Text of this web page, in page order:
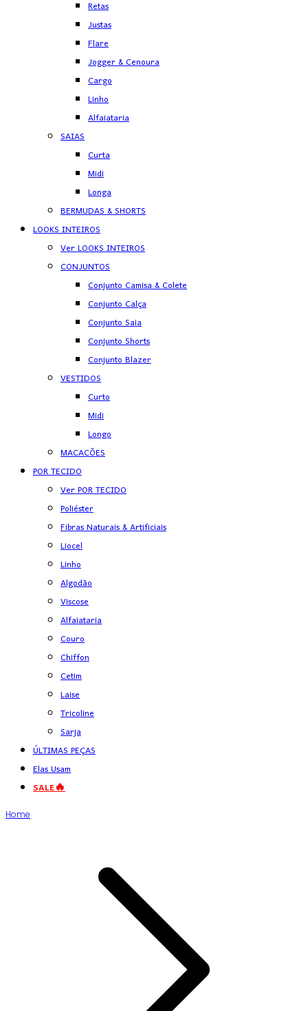
Retas
Justas
Flare
Jogger & Cenoura
Cargo
Linho
Alfaiataria
SAIAS
Curta
Midi
Longa
BERMUDAS & SHORTS
LOOKS INTEIROS
Ver LOOKS INTEIROS
CONJUNTOS
Conjunto Camisa & Colete
Conjunto Calça
Conjunto Saia
Conjunto Shorts
Conjunto Blazer
VESTIDOS
Curto
Midi
Longo
MACACÕES
POR TECIDO
Ver POR TECIDO
Poliéster
Fibras Naturais & Artificiais
Liocel
Linho
Algodão
Viscose
Alfaiataria
Couro
Chiffon
Cetim
Laise
Tricoline
Sarja
ÚLTIMAS PEÇAS
Elas Usam
SALE🔥
Home